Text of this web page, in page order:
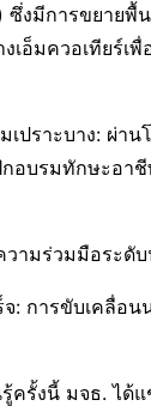
ซึ่งมีการขยายพื้
เอ็มควอเทียร์เ
ปราะบาง: ผ่าน
กอบรมทักษะอา
ามร่วมมือระดั
: การขับเคลื่อน
รู้ครั้งนี้ มจธ. ได้